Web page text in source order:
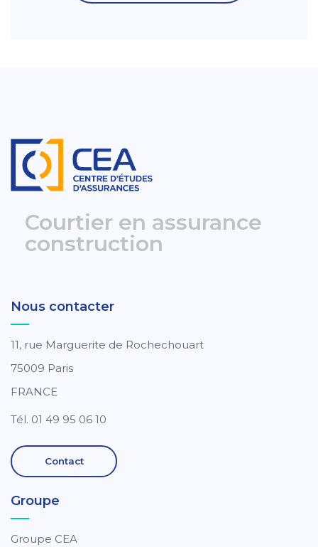
Courtier en assurance
construction
Nous contacter
11, rue Marguerite de Rochechouart
75009 Paris
FRANCE
Tél. 01 49 95 06 10
Contact
Groupe
Groupe CEA